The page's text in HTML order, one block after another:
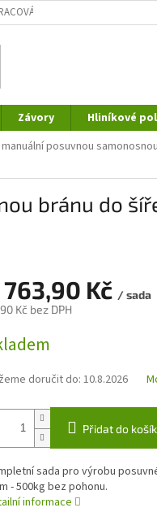
OSOBNÍCH ÚDAJŮ
Závory
Hliníkové
posuvnou
bránu do
Kč / sada
Kč bez DPH
doručit do:10.8.2026
Přidat do
sada pro výrobu
- 500kg bez pohonu.
informace